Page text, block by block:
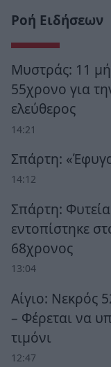
Ροή Ειδήσεων
Μυστράς: 11
55χρονο για
ελεύθερος
14:21
Σπάρτη:
14:12
Σπάρτη:
εντοπίστηκε
68χρονος
13:04
Αίγιο: Νεκρός
– Φέρεται να
τιμόνι
12:47